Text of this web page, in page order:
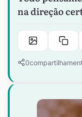
na direção
0